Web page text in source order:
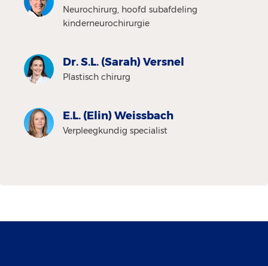
Neurochirurg, hoofd subafdeling
kinderneurochirurgie
Dr. S.L. (Sarah) Versnel
Plastisch chirurg
E.L. (Elin) Weissbach
Verpleegkundig specialist